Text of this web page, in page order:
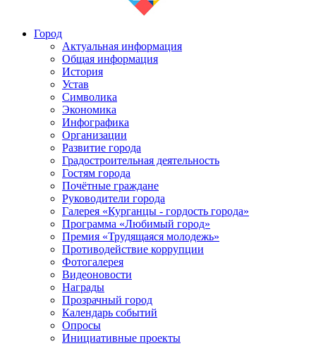
Город
Актуальная информация
Общая информация
История
Устав
Символика
Экономика
Инфографика
Организации
Развитие города
Градостроительная деятельность
Гостям города
Почётные граждане
Руководители города
Галерея «Курганцы - гордость города»
Программа «Любимый город»
Премия «Трудящаяся молодежь»
Противодействие коррупции
Фотогалерея
Видеоновости
Награды
Прозрачный город
Календарь событий
Опросы
Инициативные проекты